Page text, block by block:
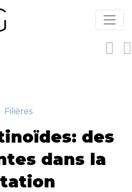
Filières
des
dans la